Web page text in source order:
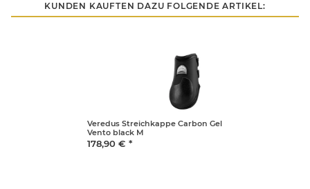
KUNDEN KAUFTEN DAZU FOLGENDE ARTIKEL:
Veredus Streichkappe Carbon Gel
Vento black M
178,90 € *